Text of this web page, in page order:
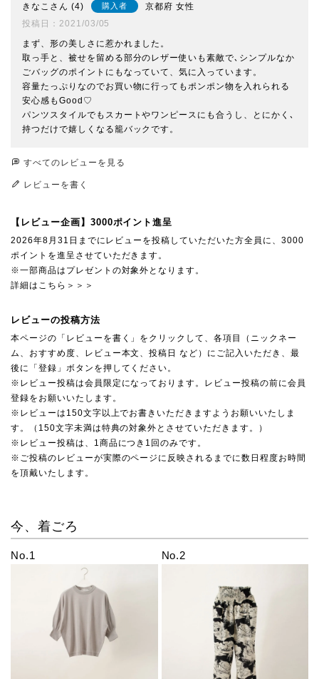
きなこ 4 購入者 京都府 女性
投稿日
2021/03/05
まず、形の美しさに惹かれました。
取っ手と、被せを留める部分のレザー使いも素敵で､シンプルなか
ごバッグのポイントにもなっていて、気に入っています。
容量たっぷりなのでお買い物に行ってもポンポン物を入れられる
安心感もGood♡
パンツスタイルでもスカートやワンピースにも合うし、とにかく､
持つだけで嬉しくなる籠バックです。
すべてのレビューを見る
レビューを書く
【レビュー企画】3000ポイント進呈
2026年8月31日までにレビューを投稿していただいた方全員に、3000
ポイントを進呈させていただきます。
※一部商品はプレゼントの対象外となります。
詳細はこちら＞＞＞
レビューの投稿方法
本ページの「レビューを書く」をクリックして、各項目（ニックネー
ム、おすすめ度、レビュー本文、投稿日 など）にご記入いただき、最
後に「登録」ボタンを押してください。
※レビュー投稿は会員限定になっております。レビュー投稿の前に会員
登録をお願いいたします。
※レビューは150文字以上でお書きいただきますようお願いいたしま
す。（150文字未満は特典の対象外とさせていただきます。）
※レビュー投稿は、1商品につき1回のみです。
※ご投稿のレビューが実際のページに反映されるまでに数日程度お時間
を頂戴いたします。
今、着ごろ
No.1 No.2